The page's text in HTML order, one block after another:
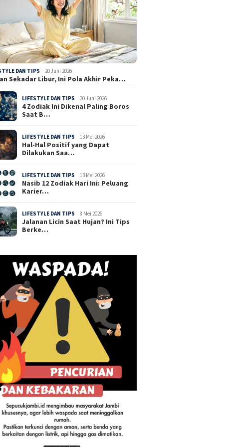
DAN TIPS 20 Juni 2026
Sekadar Libur, Ini Pola Akhir Peka…
LIFESTYLE DAN TIPS 20 Juni 2026
4 Zodiak Ini Dikenal Paling Boros
Saat B…
LIFESTYLE DAN TIPS 13 Mei 2026
Hal-Hal Positif yang Dapat
Dilakukan Saa…
LIFESTYLE DAN TIPS 13 Mei 2026
Nasib 12 Zodiak Hari Ini: Peluang
Karier…
LIFESTYLE DAN TIPS 8 Mei 2026
Jalanan Licin Saat Hujan? Ini Tips
Berke…